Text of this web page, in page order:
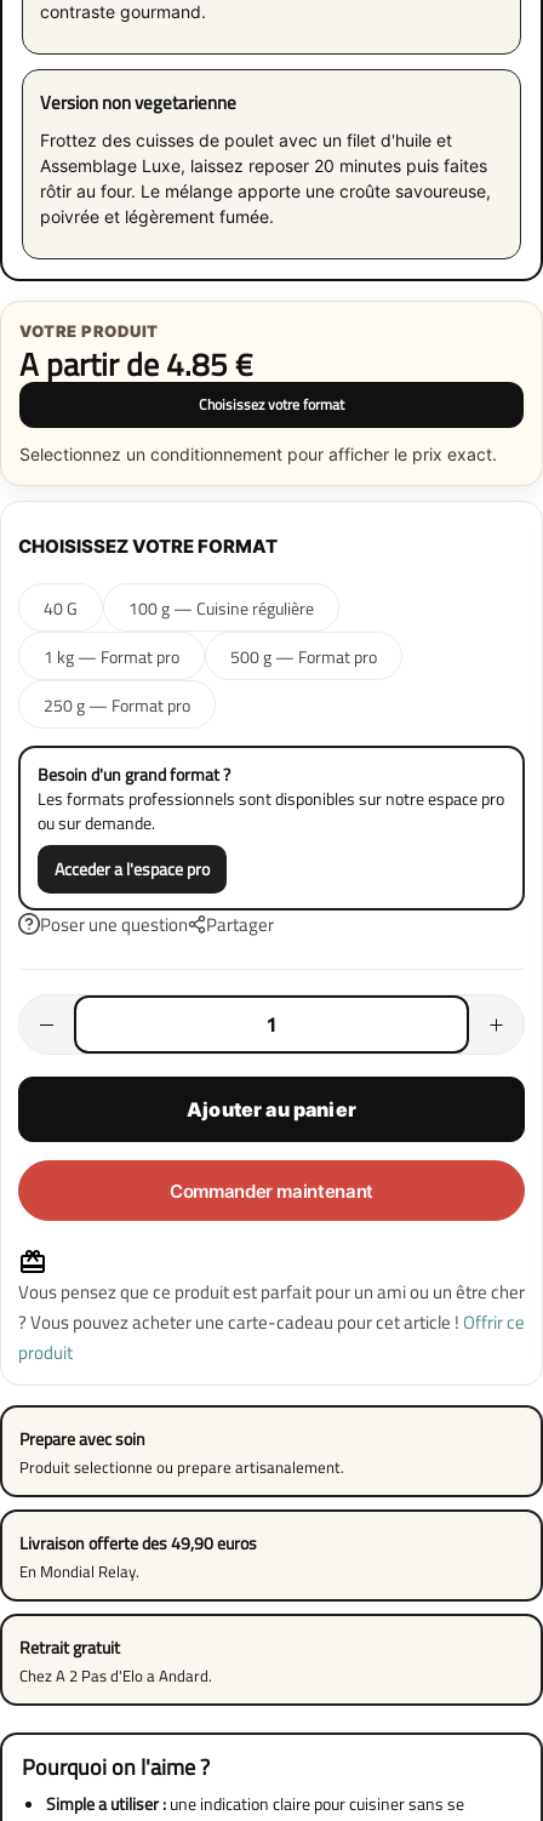
contraste gourmand.
Version non vegetarienne
Frottez des cuisses de poulet avec un filet d'huile et
Assemblage Luxe, laissez reposer 20 minutes puis faites
rôtir au four. Le mélange apporte une croûte savoureuse,
poivrée et légèrement fumée.
VOTRE PRODUIT
A partir de4.85€
Choisissez votre format
Selectionnez un conditionnement pour afficher le prix exact.
CHOISISSEZ VOTRE FORMAT
40 G
100 g — Cuisine régulière
1 kg — Format pro
500 g — Format pro
250 g — Format pro
Besoin d'un grand format ?
Les formats professionnels sont disponibles sur notreespace pro
ou sur demande.
Acceder a l'espace pro
Poser une question Partager
Ajouter au panier
Commander maintenant
Vous pensez que ce produit est parfait pour un ami ou un être cher
? Vous pouvez acheter une carte-cadeau pour cet article !Offrir ce
produit
Prepare avec soin
Produit selectionne ou prepare artisanalement.
Livraison offerte des 49,90 euros
En Mondial Relay.
Retrait gratuit
Chez A 2 Pas d'Elo a Andard.
Pourquoi on l'aime ?
Simple a utiliser :une indication claire pour cuisiner sans se